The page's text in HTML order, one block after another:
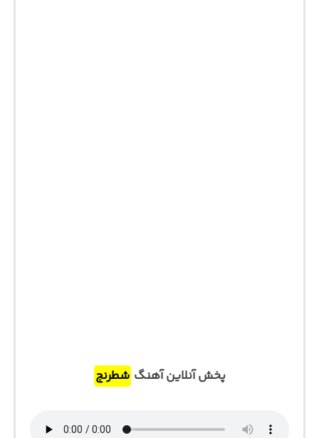
پخش آنلاین آهنگ شطرنج